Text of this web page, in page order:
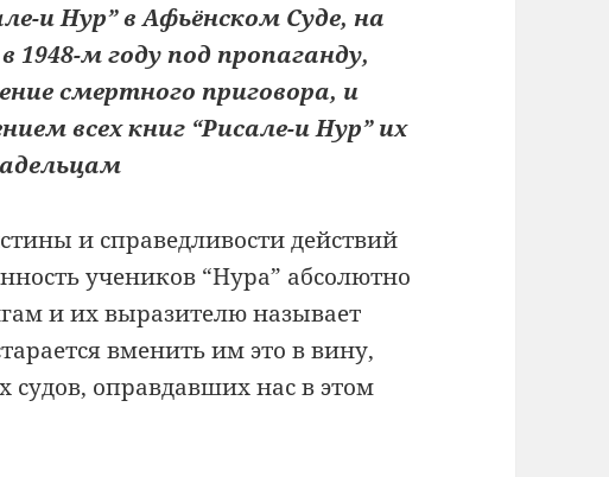
и Нур” в Афьёнском Суде, на
1948-м году под пропаганду,
смертного приговора, и
всех книг “Рисале-и Нур” их
и справедливости действий
учеников “Нура” абсолютно
и их выразителю называет
вменить им это в вину,
оправдавших нас в этом